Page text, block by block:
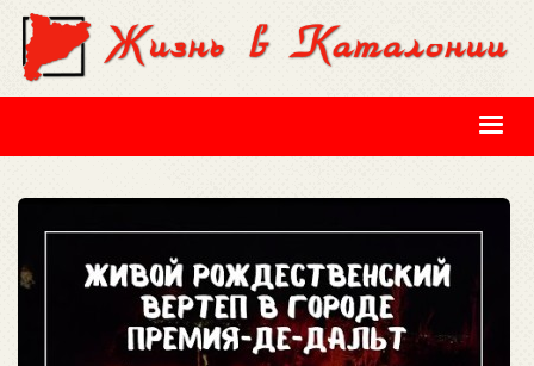
Перейти к основному содержанию